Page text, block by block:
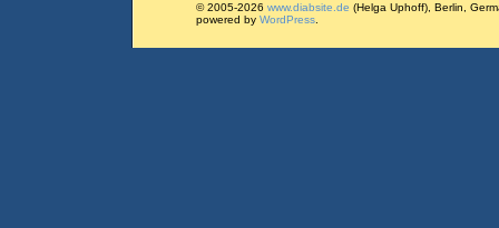
© 2005-2026 www.diabsite.de (Helga Uphoff), Berlin,
powered by WordPress.